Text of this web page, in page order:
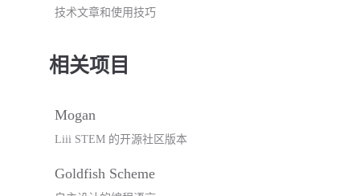
技术文章和使用技巧
相关项目
Mogan
Liii STEM 的开源社区版本
Goldfish Scheme